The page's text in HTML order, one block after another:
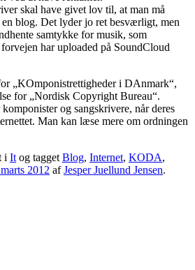
skal have givet lov til, at man må
blog. Det lyder jo ret besværligt, men
samtykke for musik, som
har uploaded på SoundCloud
„KOmponistrettigheder i DAnmark“,
for „Nordisk Copyright Bureau“.
og sangskrivere, når deres
Man kan læse mere om ordningen
i It og tagget Blog, Internet, KODA,
2012 afJesper Juellund Jensen.